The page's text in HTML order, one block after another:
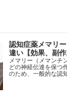
認知症薬メマリ
違い【効果、副作
メマリー（メマンチ
どの神経伝達を保つ
のため、一般的な認